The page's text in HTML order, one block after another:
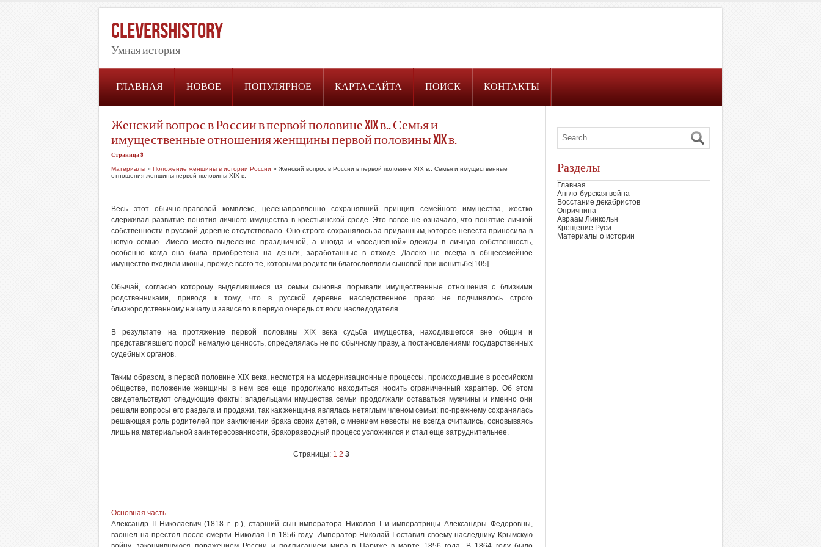
CleversHistory
Умная история
ГЛАВНАЯ НОВОЕ ПОПУЛЯРНОЕ КАРТА САЙТА ПОИСК КОНТАКТЫ
Женский вопрос в России в первой половине XIX в.. Семья и
имущественные отношения женщины первой половины XIX в.
Страница 3
Материалы » Положение женщины в истории России » Женский вопрос в России в первой половине XIX в.. Семья и имущественные
отношения женщины первой половины XIX в.
Весь этот обычно-правовой комплекс, целенаправленно сохранявший принцип семейного имущества, жестко
сдерживал развитие понятия личного имущества в крестьянской среде. Это вовсе не означало, что понятие личной
собственности в русской деревне отсутствовало. Оно строго сохранялось за приданным, которое невеста приносила в
новую семью. Имело место выделение праздничной, а иногда и «вседневной» одежды в личную собственность,
особенно когда она была приобретена на деньги, заработанные в отходе. Далеко не всегда в общесемейное
имущество входили иконы, прежде всего те, которыми родители благословляли сыновей при женитьбе[105].
Обычай, согласно которому выделившиеся из семьи сыновья порывали имущественные отношения с близкими
родственниками, приводя к тому, что в русской деревне наследственное право не подчинялось строго
близкородственному началу и зависело в первую очередь от воли наследодателя.
В результате на протяжение первой половины XIX века судьба имущества, находившегося вне общин и
представлявшего порой немалую ценность, определялась не по обычному праву, а постановлениями государственных
судебных органов.
Таким образом, в первой половине XIX века, несмотря на модернизационные процессы, происходившие в российском
обществе, положение женщины в нем все еще продолжало находиться носить ограниченный характер. Об этом
свидетельствуют следующие факты: владельцами имущества семьи продолжали оставаться мужчины и именно они
решали вопросы его раздела и продажи, так как женщина являлась нетяглым членом семьи; по-прежнему сохранялась
решающая роль родителей при заключении брака своих детей, с мнением невесты не всегда считались, основываясь
лишь на материальной заинтересованности, бракоразводный процесс усложнился и стал еще затруднительнее.
Страницы: 1 2 3
Основная часть
Александр II Николаевич (1818 г. р.), старший сын императора Николая I и императрицы Александры Федоровны,
взошел на престол после смерти Николая I в 1856 году. Император Николай I оставил своему наследнику Крымскую
Разделы
Главная
Англо-бурская война
Восстание декабристов
Опричнина
Авраам Линкольн
Крещение Руси
Материалы о истории